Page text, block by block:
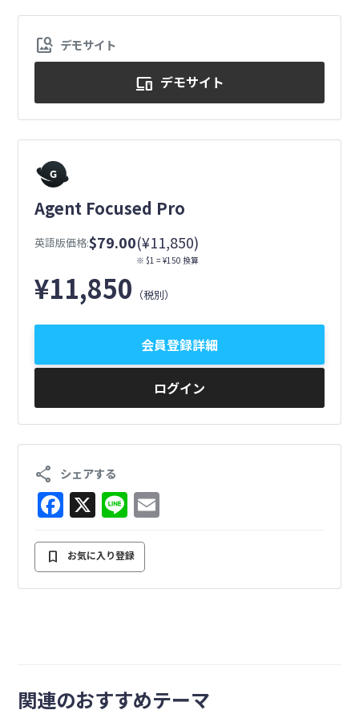
image_search デモサイト
devices デモサイト
Agent Focused Pro
英語版価格:$79.00(¥11,850)
※ $1 = ¥150 換算
¥11,850 （税別）
会員登録詳細
ログイン
share シェアする
F
a
c
e
k
X Li
n
e
l
bookmark お気に入り登録
関連のおすすめテーマ